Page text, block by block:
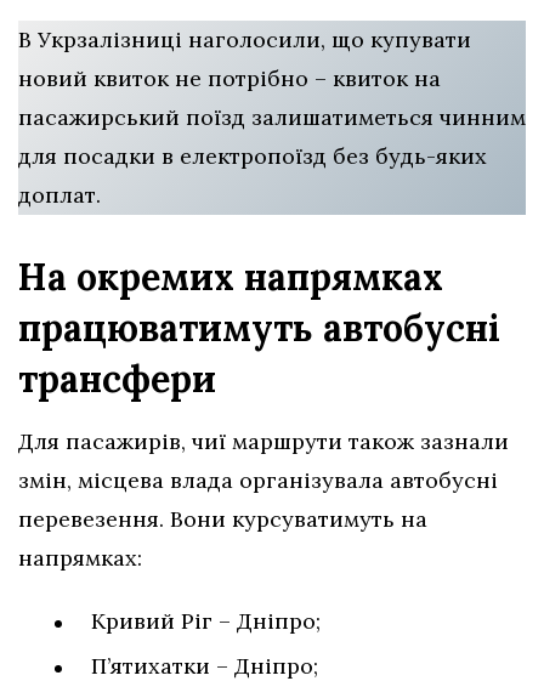
В Укрзалізниці наголосили, що купувати
новий квиток не потрібно – квиток на
пасажирський поїзд залишатиметься чинним
для посадки в електропоїзд без будь-яких
доплат.
На окремих напрямках
працюватимуть автобусні
трансфери
Для пасажирів, чиї маршрути також зазнали
змін, місцева влада організувала автобусні
перевезення. Вони курсуватимуть на
напрямках:
Кривий Ріг – Дніпро;
П’ятихатки – Дніпро;